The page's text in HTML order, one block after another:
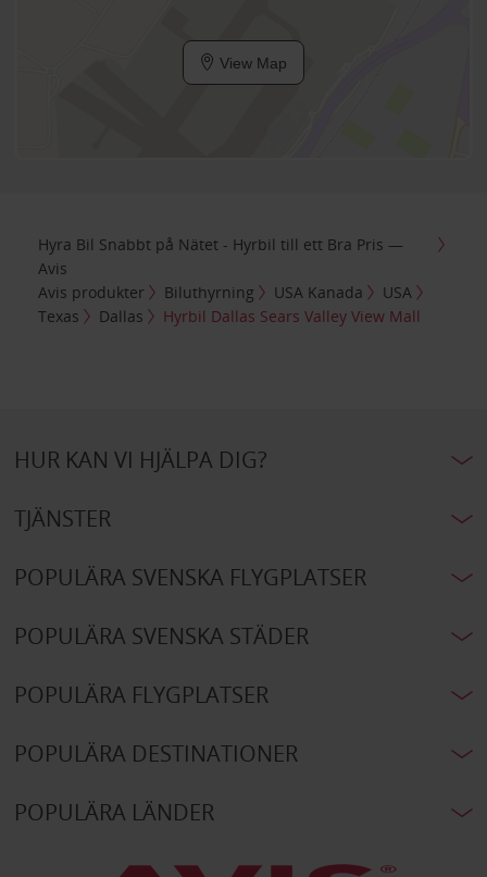
View Map
Hyra Bil Snabbt på Nätet - Hyrbil till ett Bra Pris —
Avis
Avis produkter
Biluthyrning USA Kanada
USA
Texas
Dallas Hyrbil Dallas Sears Valley View Mall
HUR KAN VI HJÄLPA DIG?
TJÄNSTER
POPULÄRA SVENSKA FLYGPLATSER
POPULÄRA SVENSKA STÄDER
POPULÄRA FLYGPLATSER
POPULÄRA DESTINATIONER
POPULÄRA LÄNDER